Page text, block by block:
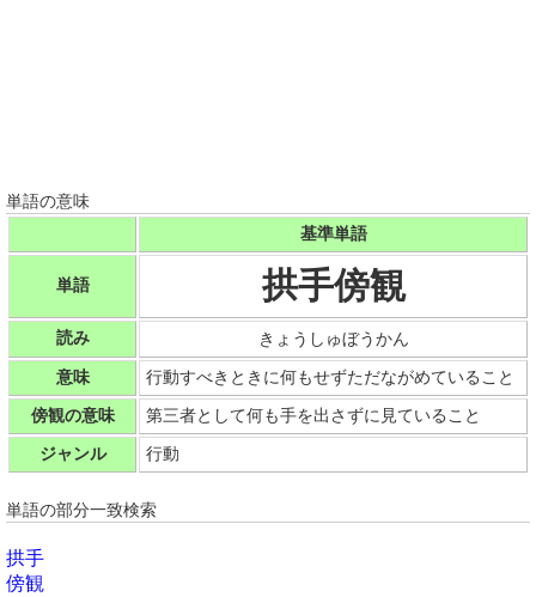
単語の意味
基準単語
単語 拱手傍観
読み きょうしゅぼうかん
意味 行動すべきときに何もせずただながめていること
傍観の意味 第三者として何も手を出さずに見ていること
ジャンル 行動
単語の部分一致検索
拱手
傍観